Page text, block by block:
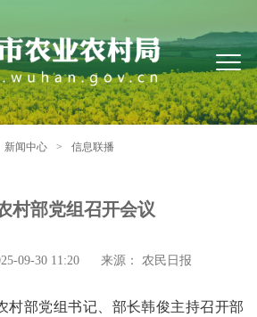
新闻中心 > 信息联播
村部党组召开会议
09-30 11:20 来源： 农民日报
村部党组书记、部长韩俊主持召开部